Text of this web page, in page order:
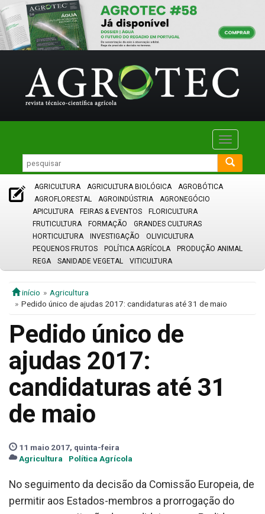
Toggle
AGRICULTURA AGRICULTURA BIOLÓGICA
AGROBÓTICA
AGROFLORESTAL
AGROINDÚSTRIA
AGRONEGÓCIO
APICULTURA
FEIRAS & EVENTOS
FLORICULTURA
FRUTICULTURA
FORMAÇÃO
GRANDES CULTURAS
HORTICULTURA
INVESTIGAÇÃO
OLIVICULTURA
PEQUENOS FRUTOS
POLÍTICA AGRÍCOLA
PRODUÇÃO ANIMAL
REGA
SANIDADE VEGETAL VITICULTURA
início
Agricultura
Pedido único de ajudas 2017: candidaturas até 31 de maio
Pedido único de
ajudas 2017:
candidaturas até 31
de maio
11 maio 2017, quinta-feira
Agricultura
Política Agrícola
No seguimento da decisão da Comissão Europeia, de
permitir aos Estados-membros a prorrogação do